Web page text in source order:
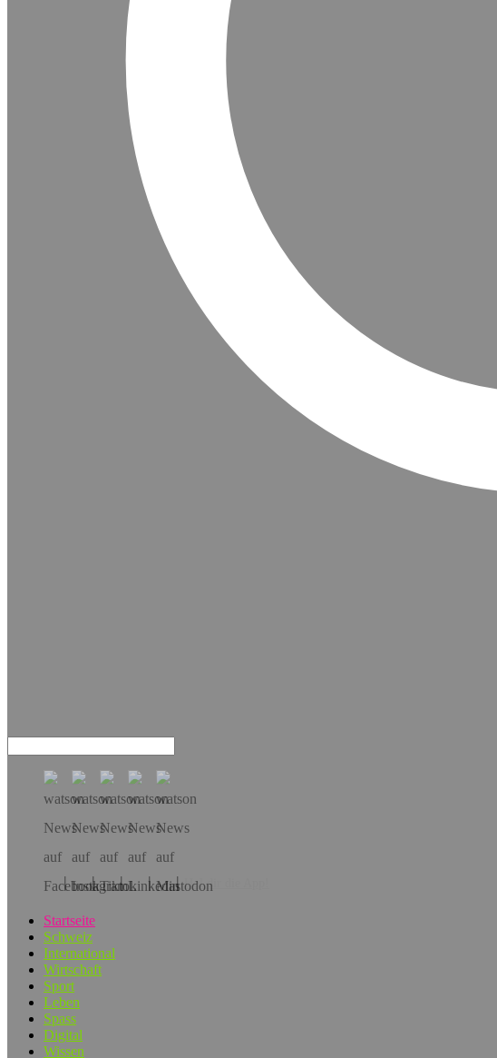
Hol dir die App!
Startseite
Schweiz
International
Wirtschaft
Sport
Leben
Spass
Digital
Wissen